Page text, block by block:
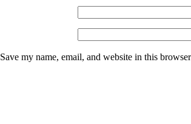
Save my name, email, and website in this